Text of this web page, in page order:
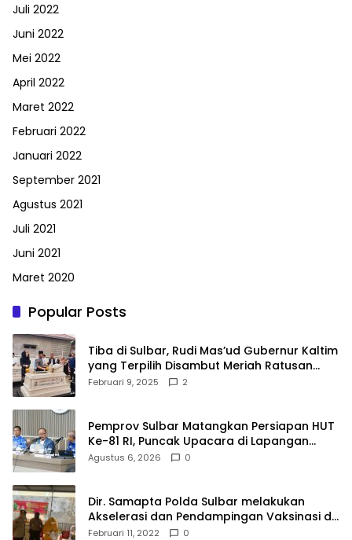
Juli 2022
Juni 2022
Mei 2022
April 2022
Maret 2022
Februari 2022
Januari 2022
September 2021
Agustus 2021
Juli 2021
Juni 2021
Maret 2020
Popular Posts
Tiba di Sulbar, Rudi Mas’ud Gubernur Kaltim
yang Terpilih Disambut Meriah Ratusan
Masyarakat
Februari 9, 2025 2
Pemprov Sulbar Matangkan Persiapan HUT
Ke-81 RI, Puncak Upacara di Lapangan
Ahmad Kirang
Agustus 6, 2026 0
Dir. Samapta Polda Sulbar melakukan
Akselerasi dan Pendampingan Vaksinasi di
SDN 001 Polewali
Februari 11, 2022 0